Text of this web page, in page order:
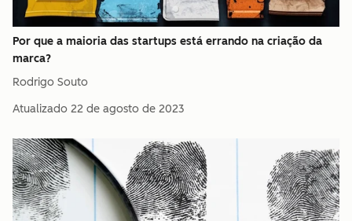
Por que a maioria das startups está errando na criação da
marca?
Rodrigo Souto
Atualizado 22 de agosto de 2023